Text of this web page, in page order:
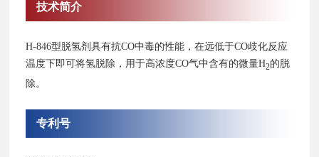
技术简介
H-846型脱氢剂具有抗CO中毒的性能，在远低于CO歧化反应
温度下即可将氢脱除，用于高浓度CO气中含有的微量H2的脱
除。
专利号